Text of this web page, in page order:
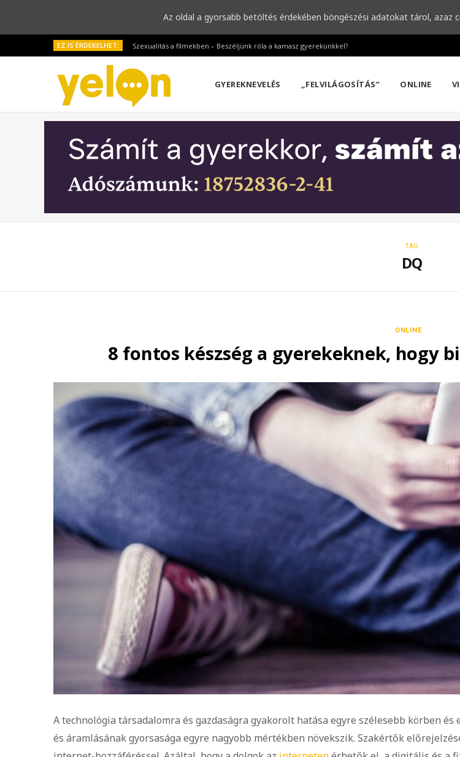
EZ IS ÉRDEKELHET: Szexualitás a filmekben – Beszéljünk róla a kamasz gyerekünkkel?
GYEREKNEVELÉS „FELVILÁGOSÍTÁS” ONLINE
TAG
DQ
ONLINE
8 fontos készség a gyerekeknek, hogy
A technológia társadalomra és gazdaságra gyakorolt hatása egyre szélesebb körben
és áramlásának gyorsasága egyre nagyobb mértékben növekszik. Szakértők
Az oldal a gyorsabb betöltés érdekében böngészési adatokat tárol, azaz